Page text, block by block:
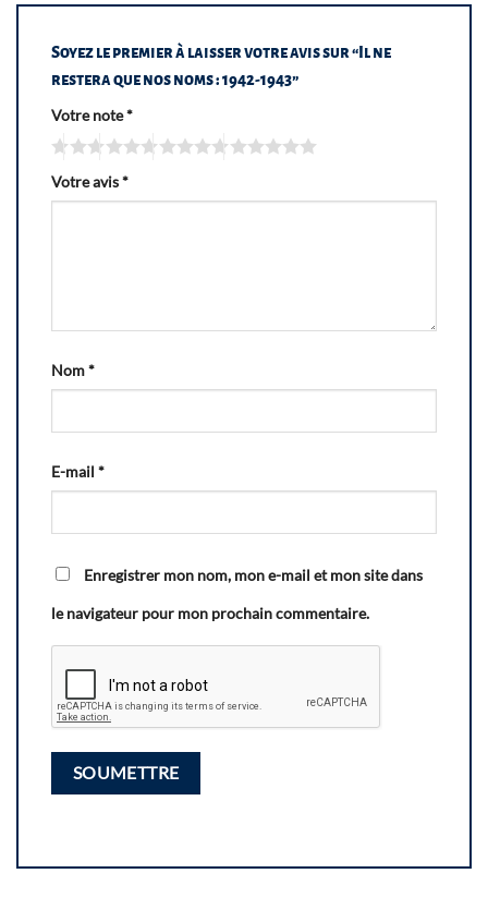
Soyez le premier à laisser votre avis sur “Il ne
restera que nos noms : 1942-1943”
Votre note*
Votre avis*
Nom*
E-mail *
Enregistrer mon nom, mon e-mail et mon site dans
le navigateur pour mon prochain commentaire.